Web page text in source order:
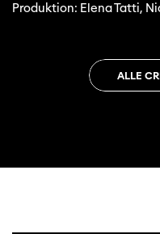
Produktion: Elena Tatti,
ALLE